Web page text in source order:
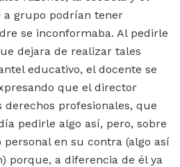
grupo podrían tener
se inconformaba. Al pedirle
dejara de realizar tales
educativo, el docente se
que el director
derechos profesionales, que
pedirle algo así, pero, sobre
en su contra (algo así
porque, a diferencia de él ya